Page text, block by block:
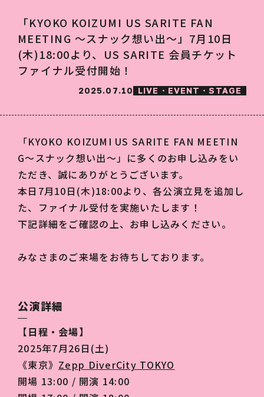
「KYOKO KOIZUMI US SARITE FAN
MEETING 〜スナック想い出〜」7月10日
(木)18:00より、US SARITE 会員チケット
ファイナル受付開始！
2025.07.10 LIVE・EVENT・STAGE
「KYOKO KOIZUMI US SARITE FAN MEETIN
G〜スナック想い出〜」に多くのお申し込みをい
ただき、誠にありがとうございます。
本日7月10日(木)18:00より、各公演立見を追加し
た、ファイナル受付を実施いたします！
下記詳細をご確認の上、お申し込みください。
みなさまのご来場をお待ちしております。
公演詳細
【日程・会場】
2025年7月26日(土)
《東京》 Zepp DiverCity TOKYO
開場 13:00 / 開演 14:00